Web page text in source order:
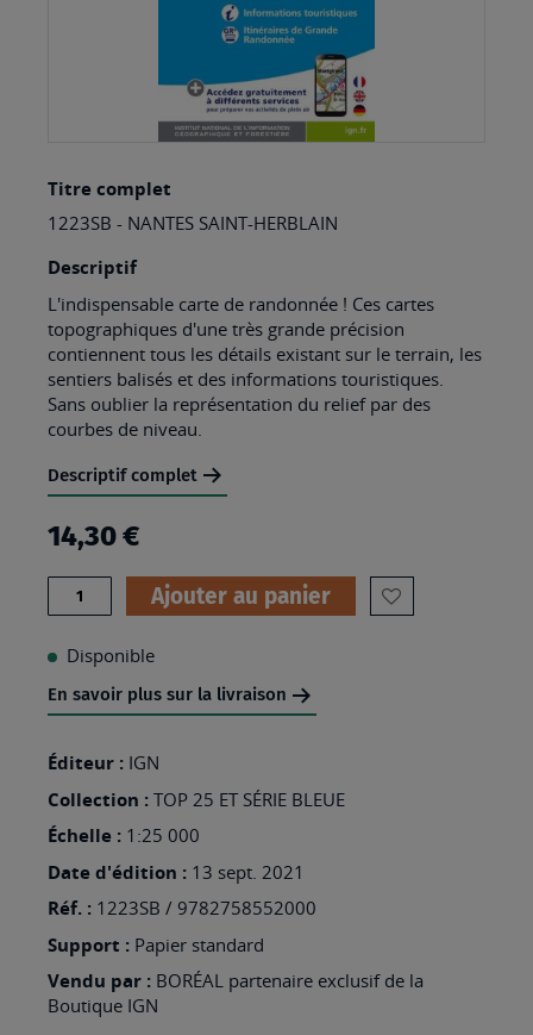
to
the
beginning
of
the
images
gallery
Titre complet
1223SB - NANTES SAINT-HERBLAIN
Descriptif
L'indispensable carte de randonnée ! Ces cartes
topographiques d'une très grande précision
contiennent tous les détails existant sur le terrain, les
sentiers balisés et des informations touristiques.
Sans oublier la représentation du relief par des
courbes de niveau.
Descriptif complet
14,30 €
Quantité Ajouter au panier
AJOUTER
Disponible
En savoir plus sur la livraison
Éditeur : IGN
Collection : TOP 25 ET SÉRIE BLEUE
Échelle : 1:25 000
Date d'édition : 13 sept. 2021
Réf. : 1223SB / 9782758552000
Support : Papier standard
Vendu par : BORÉAL partenaire exclusif de la
Boutique IGN